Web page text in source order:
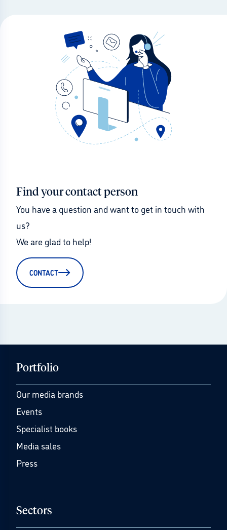
Find your contact person
You have a question and want to get in touch with
us?
We are glad to help!
CONTACT
Portfolio
Our media brands
Events
Specialist books
Media sales
Press
Sectors